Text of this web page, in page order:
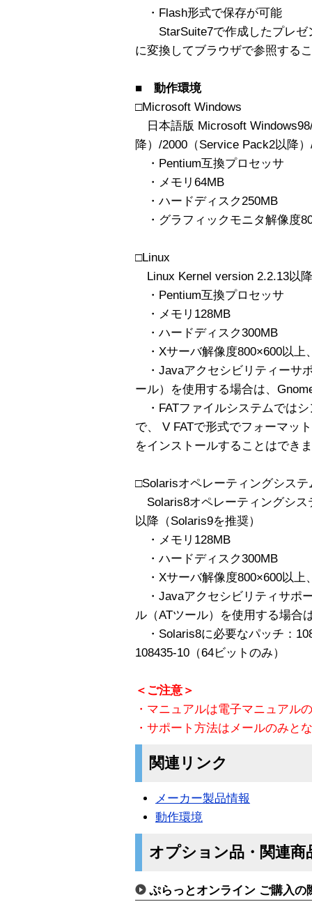
・Flash形式で保存が可能
StarSuite7で作成したプレゼ
に変換してブラウザで参照する
■ 動作環境
□Microsoft Windows
日本語版 Microsoft
降）/2000（Service Pack2以降
・Pentium互換プロセッサ
・メモリ64MB
・ハードディスク250MB
・グラフィックモニタ解像度
□Linux
Linux Kernel version 2.2.13以
・Pentium互換プロセッサ
・メモリ128MB
・ハードディスク300MB
・Xサーバ解像度800×600以上
・Javaアクセシビリティーサ
ール）を使用する場合は、
・FATファイルシステムでは
で、 V FATで形式でフォーマッ
をインストールすることはでき
□Solarisオペレーティングシス
Solaris8オペレーティングシス
以降（Solaris9を推奨）
・メモリ128MB
・ハードディスク300MB
・Xサーバ解像度800×600以上
・Javaアクセシビリティサポ
ル（ATツール）を使用する場合
・Solaris8に必要なパッチ：
108435-10（64ビットのみ）
＜ご注意＞
・マニュアルは電子マニュアル
・サポート方法はメールのみと
関連リンク
メーカー製品情報
動作環境
オプション品・関連商
ぷらっとオンライン ご購入の